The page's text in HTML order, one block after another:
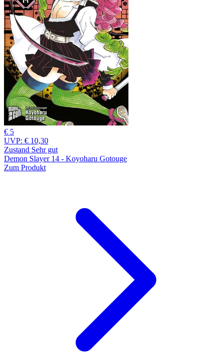
€ 5
UVP: € 10,30
Zustand Sehr gut
Demon Slayer 14 - Koyoharu Gotouge
Zum Produkt